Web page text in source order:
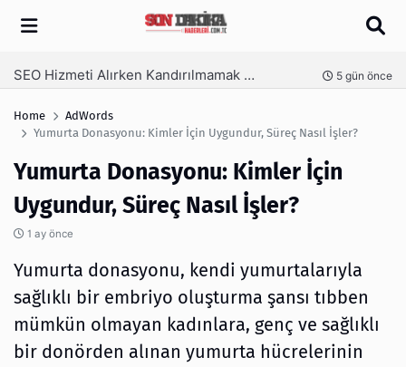
Arama
SEO Hizmeti Alırken Kandırılmamak İçin Bilinmesi Gerekenler 5 gün önce
Home
AdWords
Yumurta Donasyonu: Kimler İçin Uygundur, Süreç Nasıl İşler?
Yumurta Donasyonu: Kimler İçin
Uygundur, Süreç Nasıl İşler?
1 ay önce
Yumurta donasyonu, kendi yumurtalarıyla
sağlıklı bir embriyo oluşturma şansı tıbben
mümkün olmayan kadınlara, genç ve sağlıklı
bir donörden alınan yumurta hücrelerinin